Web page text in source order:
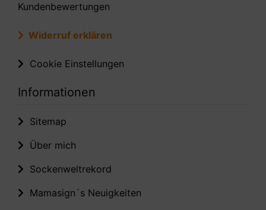
Kundenbewertungen
Widerruf erklären
Cookie Einstellungen
Informationen
Sitemap
Über mich
Sockenweltrekord
Mamasign´s Neuigkeiten